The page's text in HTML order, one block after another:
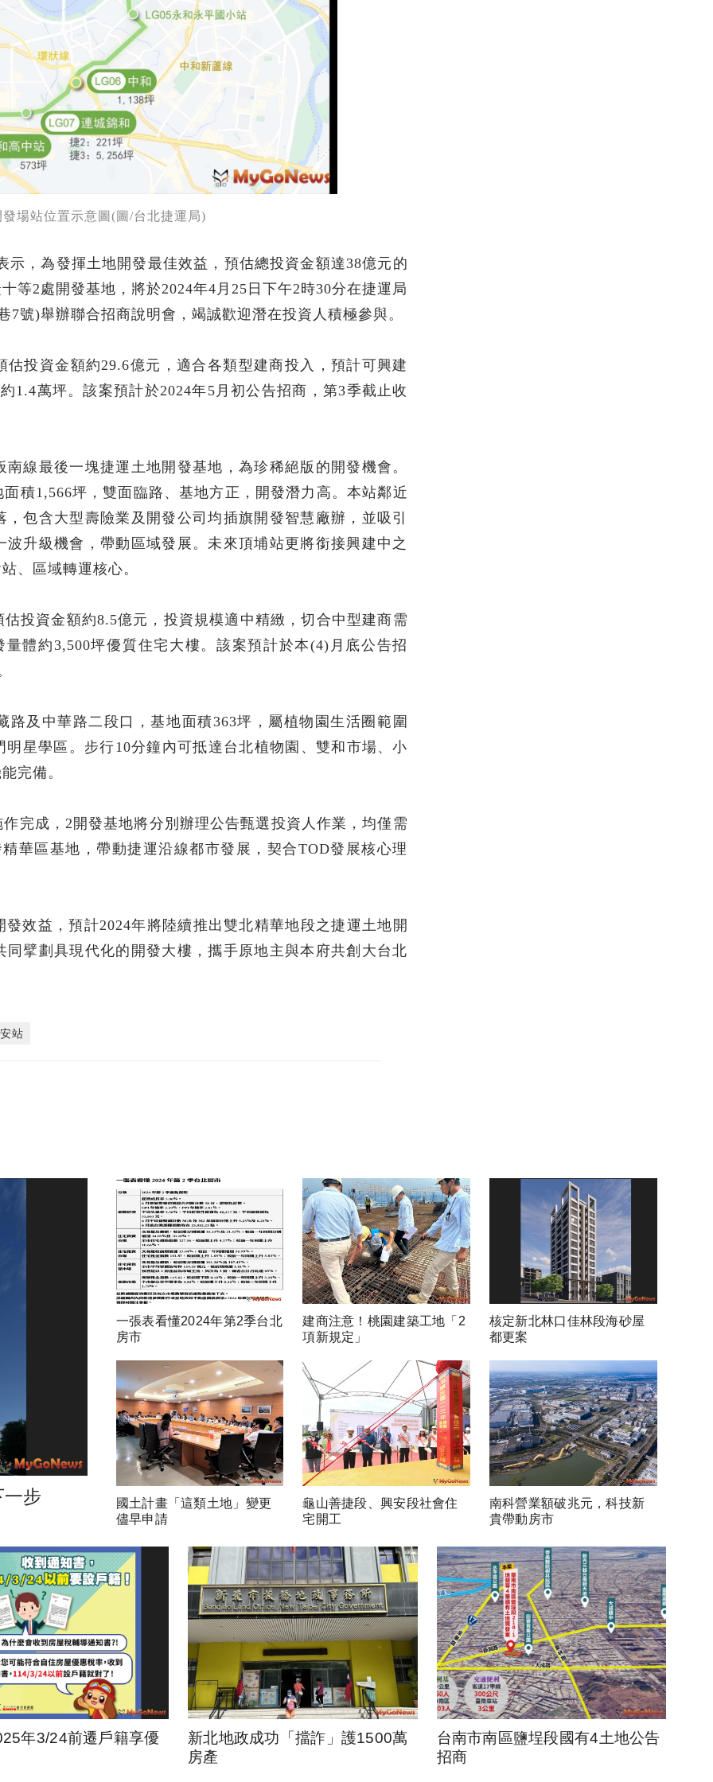
場站位置示意圖(圖/台北捷運局)
示，為發揮土地開發最佳效益，預估總投資金額達38億元的
等2處開發基地，將於2024年4月25日下午2時30分在捷運局
號)舉辦聯合招商說明會，竭誠歡迎潛在投資人積極參與。
投資金額約29.6億元，適合各類型建商投入，預計可興建
1.4萬坪。該案預計於2024年5月初公告招商，第3季截止收
線最後一塊捷運土地開發基地，為珍稀絕版的開發機會。
積1,566坪，雙面臨路、基地方正，開發潛力高。本站鄰近
包含大型壽險業及開發公司均插旗開發智慧廠辦，並吸引
升級機會，帶動區域發展。未來頂埔站更將銜接興建中之
、區域轉運核心。
投資金額約8.5億元，投資規模適中精緻，切合中型建商需
體約3,500坪優質住宅大樓。該案預計於本(4)月底公告招
及中華路二段口，基地面積363坪，屬植物園生活圈範圍
星學區。步行10分鐘內可抵達台北植物園、雙和市場、小
完備。
完成，2開發基地將分別辦理公告甄選投資人作業，均僅需
華區基地，帶動捷運沿線都市發展，契合TOD發展核心理
效益，預計2024年將陸續推出雙北精華地段之捷運土地開
擘劃具現代化的開發大樓，攜手原地主與本府共創大台北
站
步
一張表看懂2024年第2季台北
房市
建商注意！桃園建築工地「2
項新規定」
核定新北林口佳林段海砂屋
都更案
國土計畫「這類土地」變更
儘早申請
龜山善捷段、興安段社會住
宅開工
南科營業額破兆元，科技新
貴帶動房市
年3/24前遷戶籍享優
新北地政成功「擋詐」護1500萬
房產
台南市南區鹽埕段國有4土地公告
招商